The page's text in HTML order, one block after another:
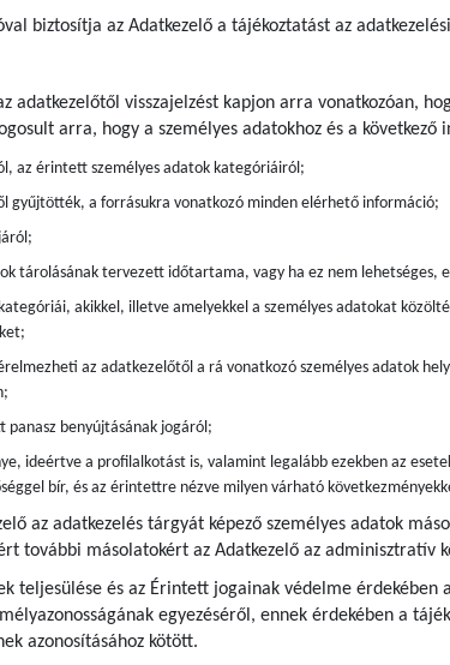
biztosítja az Adatkezelő a tájékoztatást az
adatkezelőtől visszajelzést kapjon arra vonatkozóan,
arra, hogy a személyes adatokhoz és a következő
az érintett személyes adatok kategóriáiról;
gyűjtötték, a forrásukra vonatkozó minden elérhető információ;
tárolásának tervezett időtartama, vagy ha ez nem lehetséges,
akikkel, illetve amelyekkel a személyes adatokat
az adatkezelőtől a rá vonatkozó személyes adatok
benyújtásának jogáról;
ideértve a profilalkotást is, valamint legalább ezekben az
bír, és az érintettre nézve milyen várható
az adatkezelés tárgyát képező személyes adatok
további másolatokért az Adatkezelő az adminisztratív
teljesülése és az Érintett jogainak védelme érdekében
egyezéséről, ennek érdekében a
azonosításához kötött.